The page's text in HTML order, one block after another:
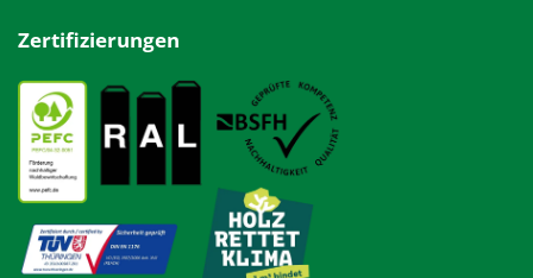
Zertifizierungen